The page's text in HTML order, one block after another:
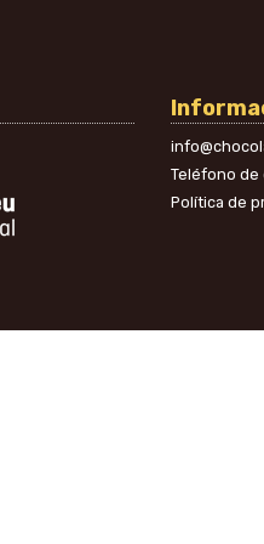
Teléfono de
Política de